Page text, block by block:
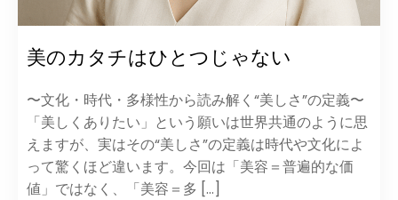
美のカタチはひとつじゃない
〜文化・時代・多様性から読み解く“美しさ”の定義〜
「美しくありたい」という願いは世界共通のように思
えますが、実はその“美しさ”の定義は時代や文化によ
って驚くほど違います。今回は「美容＝普遍的な価
値」ではなく、「美容＝多 […]